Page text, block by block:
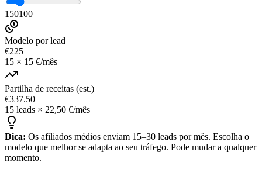
1 50100
Modelo por lead
€225
15 × 15 €/mês
Partilha de receitas (est.)
€337.50
15 leads × 22,50 €/mês
Dica: Os afiliados médios enviam 15–30 leads por mês. Escolha o
modelo que melhor se adapta ao seu tráfego. Pode mudar a qualquer
momento.